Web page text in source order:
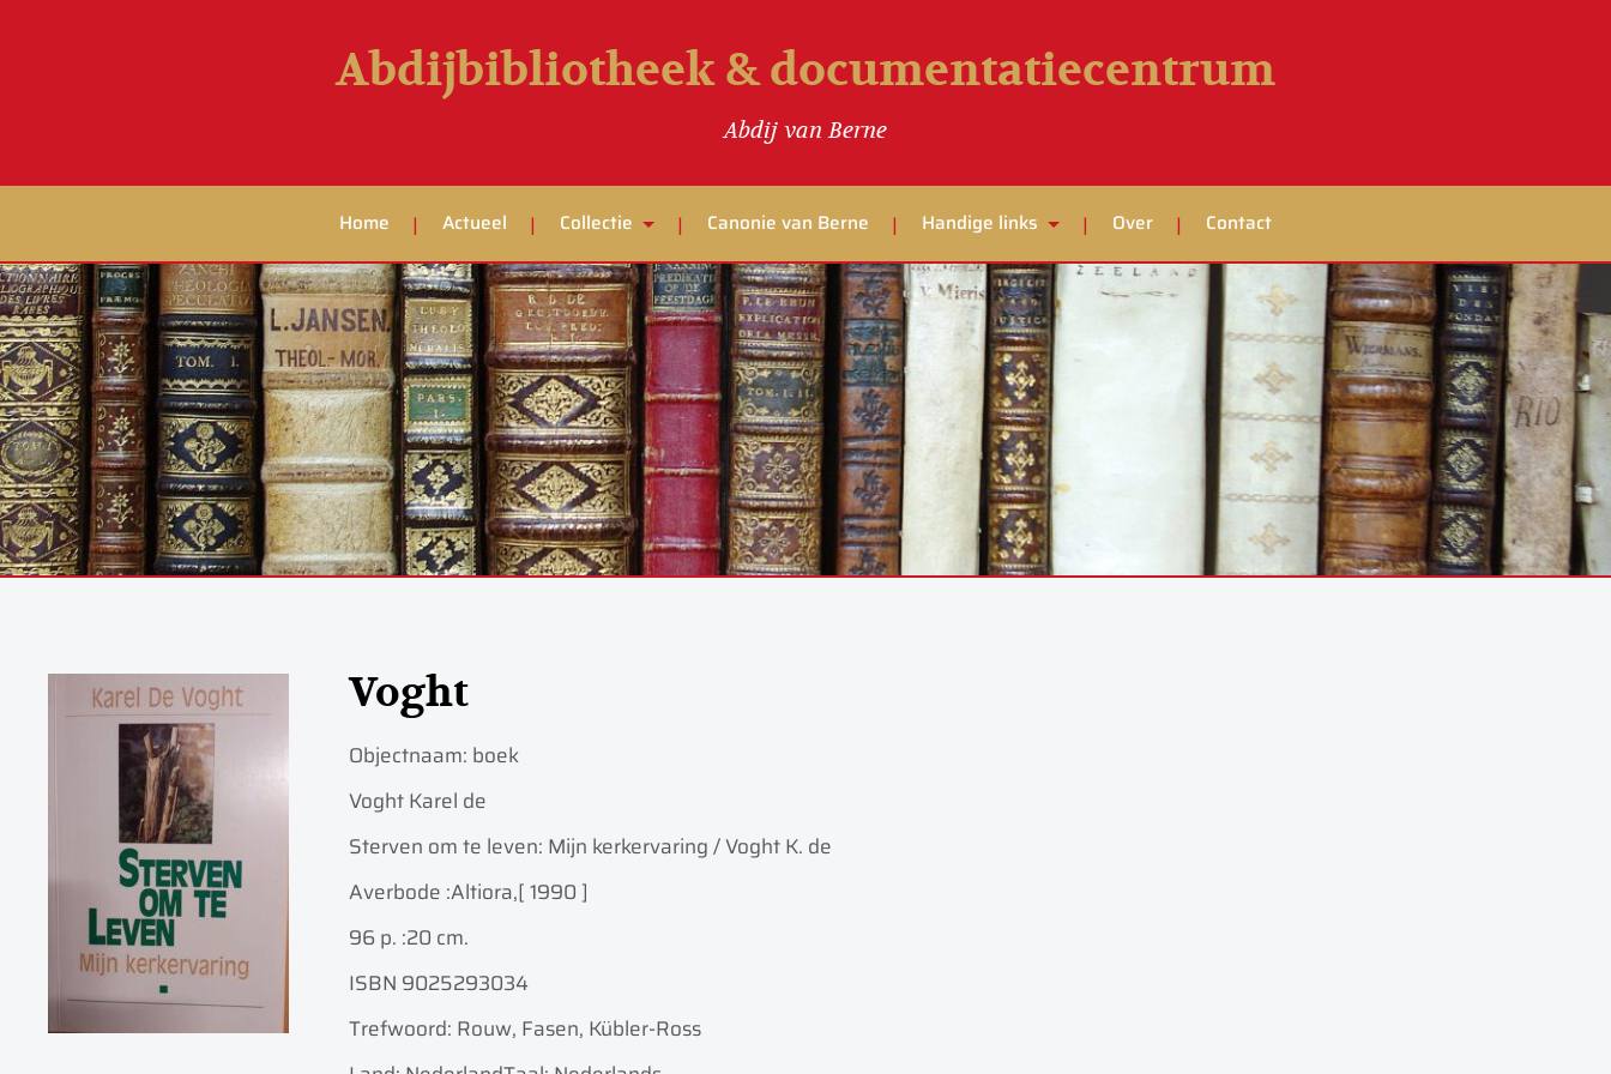
Abdijbibliotheek & documentatiecentrum
Abdij van Berne
Home Actueel Collectie Canonie van Berne Handige links Over Contact
Voght
Objectnaam: boek
Voght Karel de
Sterven om te leven: Mijn kerkervaring / Voght K. de
Averbode :Altiora,[ 1990 ]
96 p. :20 cm.
ISBN 9025293034
Trefwoord: Rouw, Fasen, Kübler-Ross